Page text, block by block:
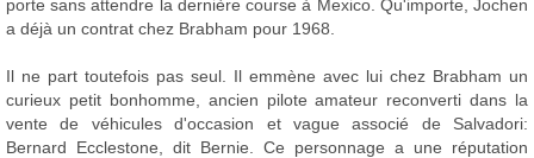
porte sans attendre la dernière course à Mexico. Qu'importe, Jochen
a déjà un contrat chez Brabham pour 1968.
Il ne part toutefois pas seul. Il emmène avec lui chez Brabham un
curieux petit bonhomme, ancien pilote amateur reconverti dans la
vente de véhicules d'occasion et vague associé de Salvadori:
Bernard Ecclestone, dit Bernie. Ce personnage a une réputation